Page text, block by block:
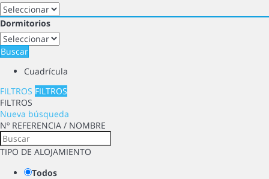
Dormitorios
Buscar
Cuadrícula
FILTROS FILTROS
FILTROS
Nueva búsqueda
Nº REFERENCIA / NOMBRE
TIPO DE ALOJAMIENTO
Todos